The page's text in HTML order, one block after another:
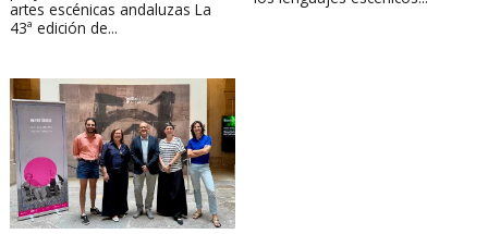
artes escénicas andaluzas La
43ª edición de...